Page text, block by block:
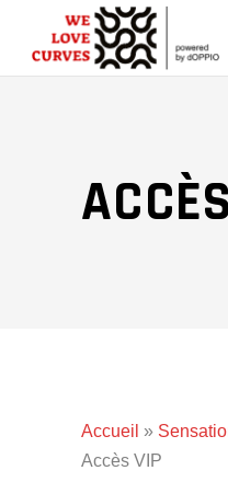
Accueil »
Accès VIP